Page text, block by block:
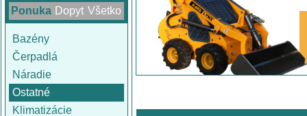
Ponuka Dopyt Všetko
Bazény
Čerpadlá
Náradie
Ostatné
Klimatizácie